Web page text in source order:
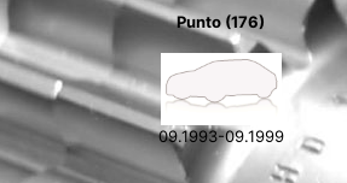
Punto (176)
09.1993-09.1999